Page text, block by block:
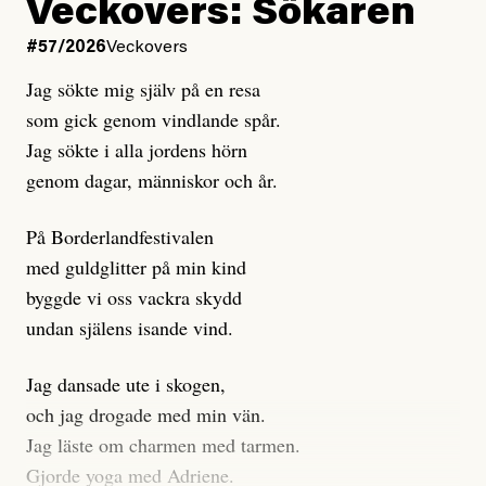
Kuhn och Sassarinis-McGowan hävdar att
Dagens ETC arbetar med ”opålitliga källor” för att
klickbete är inte intressant för Dagens ETC.
Journalistiken är låst. En klatschig men korrekt rubrik
gör förhoppningsvis att en nyfiken beställer
prenumeration, men den avslutas sekunder senare om
dessa granskningar på olika källor, alltifrån domar till
en mängd intervjupersoner, inklusive generös
möjlighet att bemöta för såväl personen vars motiv att
engagera sig i Palestinarörelsen ifrågasätts som de
grupper där Säpo-resursen samlade in uppgifter.
Researchen är grundlig.
Möjligen är det egentligen inte journalistikens metod
Veckovers: Sökaren
#57/2026Veckovers
Jag sökte mig själv på en resa
som gick genom vindlande spår.
Jag sökte i alla jordens hörn
genom dagar, människor och år.
På Borderlandfestivalen
med guldglitter på min kind
byggde vi oss vackra skydd
undan själens isande vind.
Jag dansade ute i skogen,
och jag drogade med min vän.
Jag läste om charmen med tarmen.
Gjorde yoga med Adriene.